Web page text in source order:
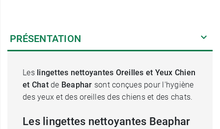
PRÉSENTATION
Leslingettes nettoyantes Oreilles et Yeux Chien
et Chatde Beaphar sont conçues pour l'hygiène
des yeux et des oreilles des chiens et des chats.
Les lingettes nettoyantes Beaphar